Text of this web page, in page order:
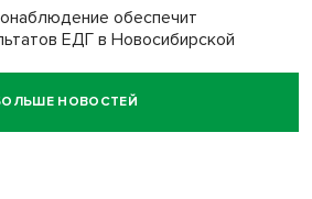
обеспечит
ЕДГ в Новосибирской
«Ростелеком» объявляет
НОВОСТЕЙ